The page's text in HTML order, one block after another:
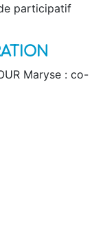
participatif
Maryse : co-